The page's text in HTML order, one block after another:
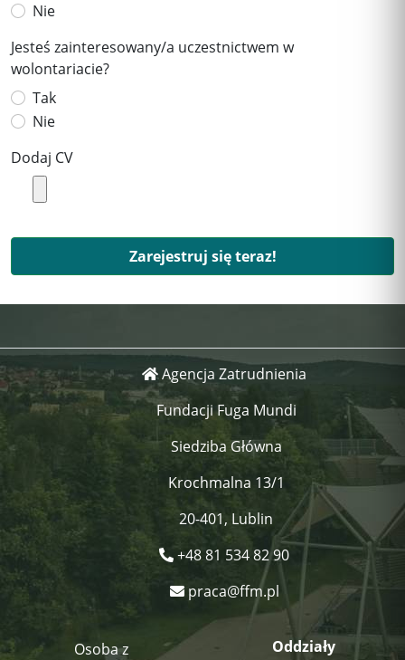
Nie
Jesteś zainteresowany/a uczestnictwem w
wolontariacie?
Tak
Nie
Dodaj CV
Zarejestruj się teraz!
Agencja Zatrudnienia
Fundacji Fuga Mundi
Siedziba Główna
Krochmalna 13/1
20-401, Lublin
+48 81 534 82 90
praca@ffm.pl
Osoba z
Oddziały